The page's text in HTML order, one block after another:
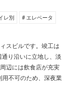
レ別
# エレベータ
スビルです。竣工は
り沿いに立地し、淡
辺には飲食店が充実
不可のため、深夜業